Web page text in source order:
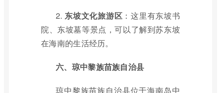
2.东坡文化旅游区 ：这里有东坡书
院、东坡墓等景点，可以了解到苏东坡
在海南的生活经历。
六、琼中黎族苗族自治县
琼中黎族苗族自治县位于海南岛中